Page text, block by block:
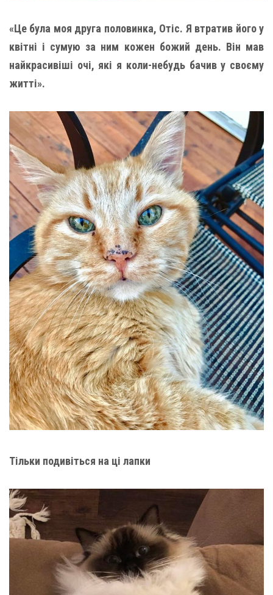
«Це була моя друга половинка, Отіс. Я втратив його у
квітні і сумую за ним кожен божий день. Він мав
найкрасивіші очі, які я коли-небудь бачив у своєму
житті».
Тільки подивіться на ці лапки